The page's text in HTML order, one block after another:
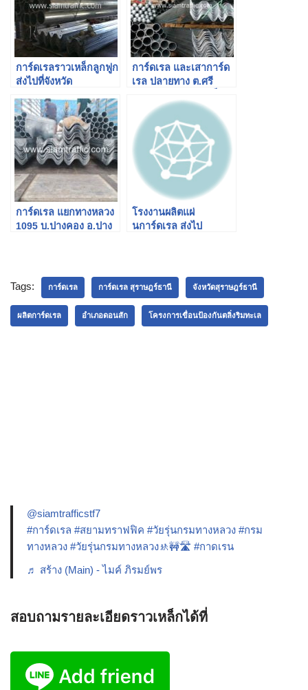
การ์ดเรลราวเหล็กลูกฟูก
ส่งไปที่จังหวัด
การ์ดเรล และเสาการ์ด
เรล ปลายทาง ต.ศรี
การ์ดเรล แยกทางหลวง
1095 บ.ปางคอง อ.ปาง
โรงงานผลิตแผ่
นการ์ดเรล ส่งไป
Tags: การ์ดเรล การ์ดเรล สุราษฎร์ธานี จังหวัดสุราษฎร์ธานี
ผลิตการ์ดเรล อำเภอดอนสัก โครงการเขื่อนป้องกันตลิ่งริมทะเล
@siamtrafficstf7
#การ์ดเรล #สยามทราฟฟิค #วัยรุ่นกรมทางหลวง #กรม
ทางหลวง #วัยรุ่นกรมทางหลวง🚸🚧🛣️ #กาดเรน
♬ สร้าง (Main) - ไมค์ ภิรมย์พร
สอบถามรายละเอียดราวเหล็กได้ที่